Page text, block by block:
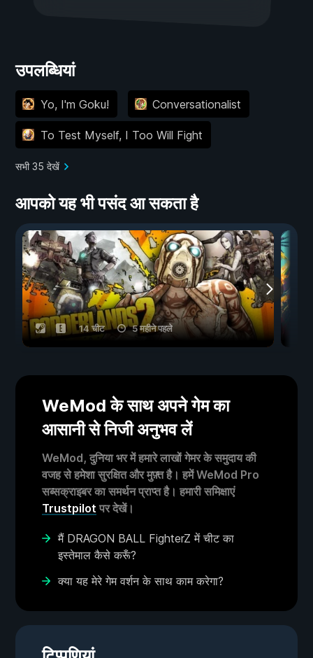
उपलब्धियां
Yo, I'm Goku! Conversationalist
To Test Myself, I Too Will Fight
सभी 35 देखें
आपको यह भी पसंद आ सकता है
14 चीट 5 महीने पहले
WeMod के साथ अपने गेम का
आसानी से निजी अनुभव लें
WeMod, दुनिया भर में हमारे लाखों गेमर के समुदाय की
वजह से हमेशा सुरक्षित और मुफ़्त है। हमें WeMod Pro
सब्सक्राइबर का समर्थन प्राप्त है। हमारी समिक्षाएं
Trustpilot पर देखें।
मैं DRAGON BALL FighterZ में चीट का
इस्तेमाल कैसे करूँ?
क्या यह मेरे गेम वर्शन के साथ काम करेगा?